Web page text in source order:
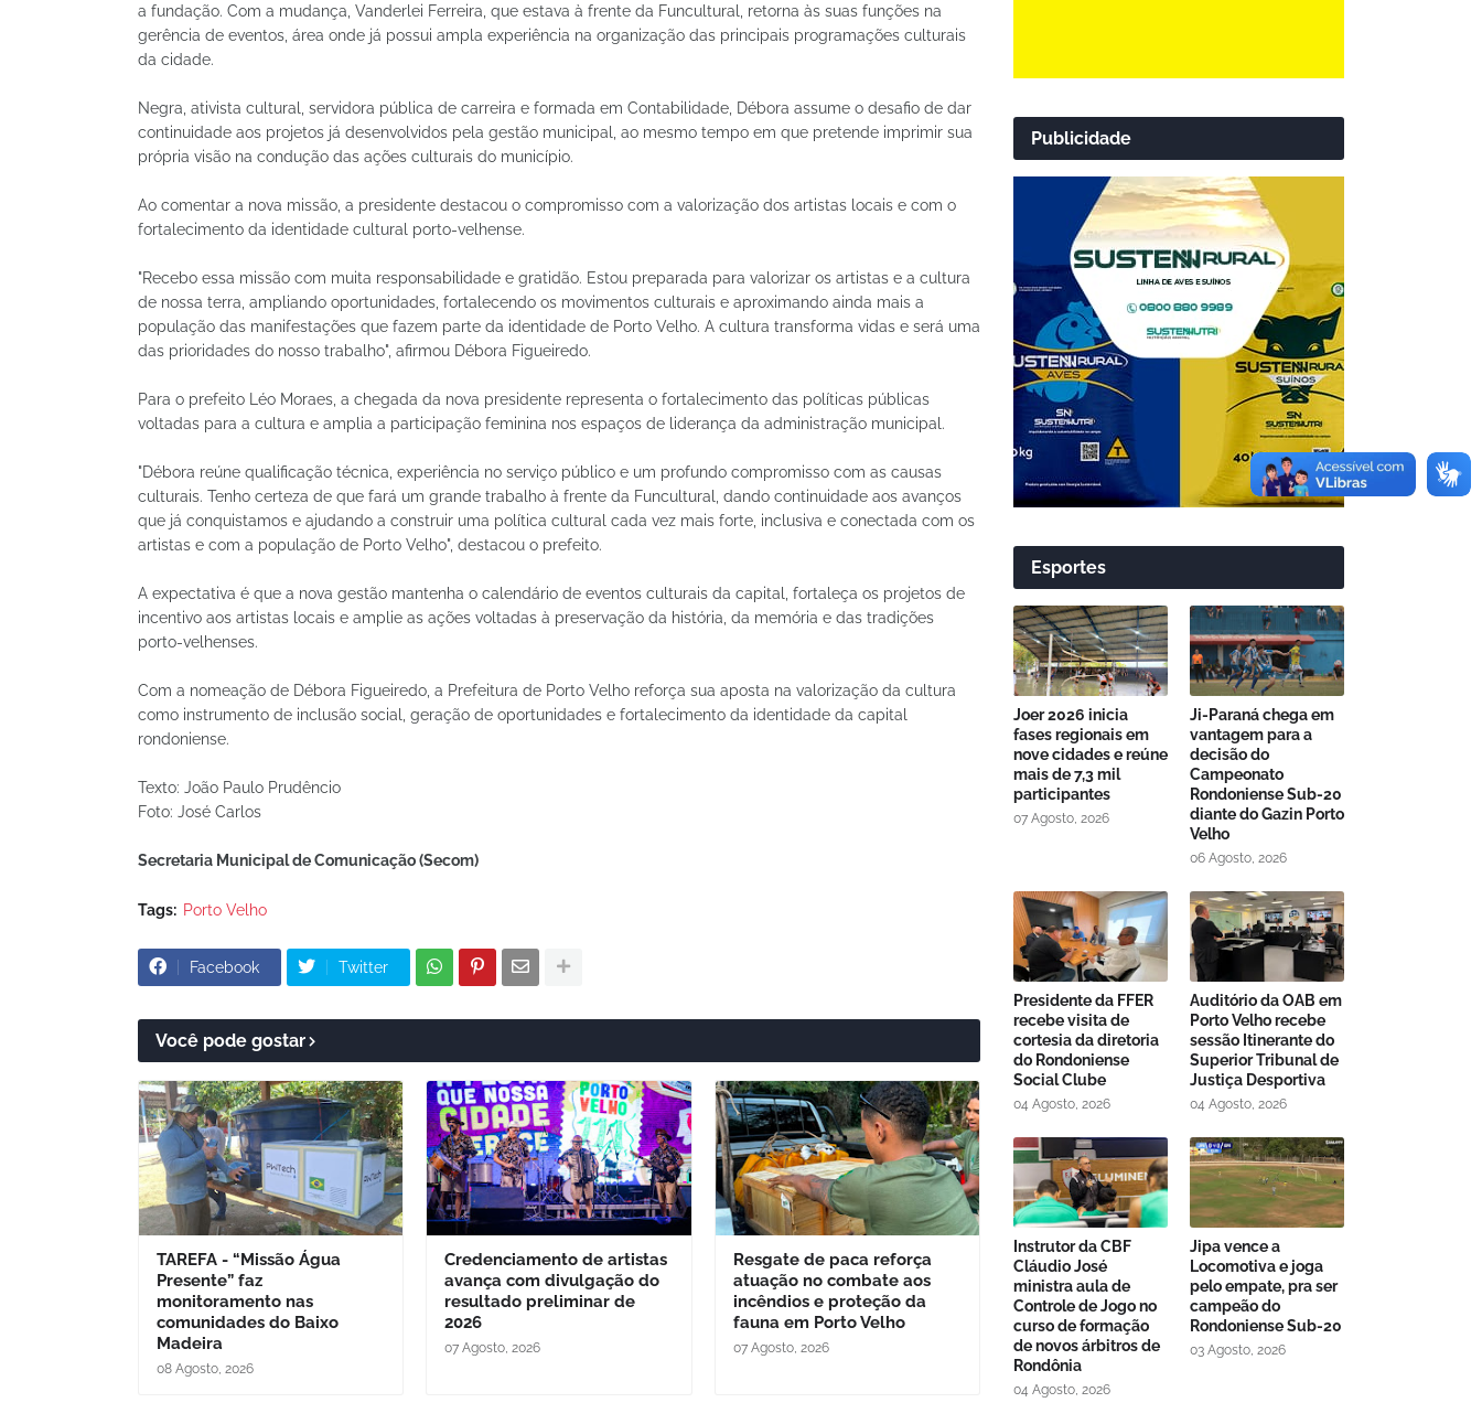
a fundação. Com a mudança, Vanderlei Ferreira, que estava à frente da Funcultural, retorna às suas funções na
gerência de eventos, área onde já possui ampla experiência na organização das principais programações culturais
da cidade.
Negra, ativista cultural, servidora pública de carreira e formada em Contabilidade, Débora assume o desafio de dar
continuidade aos projetos já desenvolvidos pela gestão municipal, ao mesmo tempo em que pretende imprimir sua
própria visão na condução das ações culturais do município.
Ao comentar a nova missão, a presidente destacou o compromisso com a valorização dos artistas locais e com o
fortalecimento da identidade cultural porto-velhense.
"Recebo essa missão com muita responsabilidade e gratidão. Estou preparada para valorizar os artistas e a cultura
de nossa terra, ampliando oportunidades, fortalecendo os movimentos culturais e aproximando ainda mais a
população das manifestações que fazem parte da identidade de Porto Velho. A cultura transforma vidas e será uma
das prioridades do nosso trabalho", afirmou Débora Figueiredo.
Para o prefeito Léo Moraes, a chegada da nova presidente representa o fortalecimento das políticas públicas
voltadas para a cultura e amplia a participação feminina nos espaços de liderança da administração municipal.
"Débora reúne qualificação técnica, experiência no serviço público e um profundo compromisso com as causas
culturais. Tenho certeza de que fará um grande trabalho à frente da Funcultural, dando continuidade aos avanços
que já conquistamos e ajudando a construir uma política cultural cada vez mais forte, inclusiva e conectada com os
artistas e com a população de Porto Velho", destacou o prefeito.
A expectativa é que a nova gestão mantenha o calendário de eventos culturais da capital, fortaleça os projetos de
incentivo aos artistas locais e amplie as ações voltadas à preservação da história, da memória e das tradições
porto-velhenses.
Com a nomeação de Débora Figueiredo, a Prefeitura de Porto Velho reforça sua aposta na valorização da cultura
como instrumento de inclusão social, geração de oportunidades e fortalecimento da identidade da capital
rondoniense.
Texto: João Paulo Prudêncio
Foto: José Carlos
Secretaria Municipal de Comunicação (Secom)
Tags: Porto Velho
Facebook Twitter
Você pode gostar
TAREFA - “Missão Água
Presente” faz
monitoramento nas
comunidades do Baixo
Madeira
08 Agosto, 2026
Credenciamento de artistas
avança com divulgação do
resultado preliminar de
2026
07 Agosto, 2026
Resgate de paca reforça
atuação no combate aos
incêndios e proteção da
fauna em Porto Velho
07 Agosto, 2026
Publicidade
Esportes
Joer 2026 inicia
fases regionais em
nove cidades e reúne
mais de 7,3 mil
participantes
07 Agosto, 2026
Ji-Paraná chega em
vantagem para a
decisão do
Campeonato
Rondoniense Sub-20
diante do Gazin Porto
Velho
06 Agosto, 2026
Presidente da FFER
recebe visita de
cortesia da diretoria
do Rondoniense
Social Clube
04 Agosto, 2026
Auditório da OAB em
Porto Velho recebe
sessão Itinerante do
Superior Tribunal de
Justiça Desportiva
04 Agosto, 2026
Instrutor da CBF
Cláudio José
ministra aula de
Controle de Jogo no
curso de formação
de novos árbitros de
Rondônia
04 Agosto, 2026
Jipa vence a
Locomotiva e joga
pelo empate, pra ser
campeão do
Rondoniense Sub-20
03 Agosto, 2026